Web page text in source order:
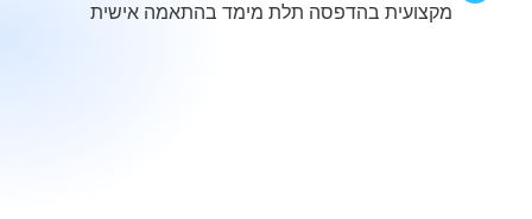
מקצועית בהדפסה תלת מימד בהתאמה אישית